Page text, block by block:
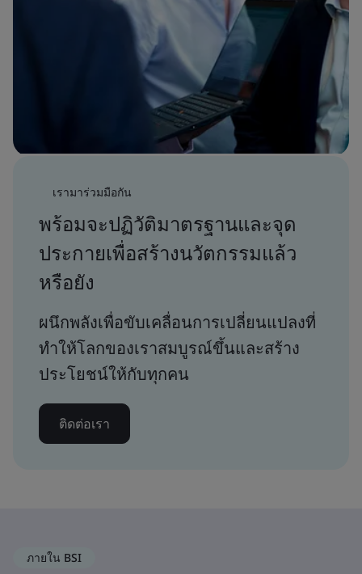
เรามาร่วมมือกัน
พร้อมจะปฏิวัติมาตรฐานและจุด
ประกายเพื่อสร้างนวัตกรรมแล้ว
หรือยัง
ผนึกพลังเพื่อขับเคลื่อนการเปลี่ยนแปลงที่
ทำให้โลกของเราสมบูรณ์ขึ้นและสร้าง
ประโยชน์ให้กับทุกคน
ติดต่อเรา
ภายใน BSI